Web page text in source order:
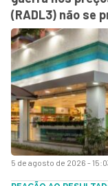
5 de agosto de 2026 -
(RADL3) não se